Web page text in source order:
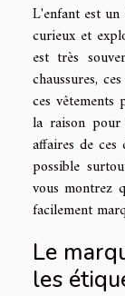
L'enfant est
curieux et
est très
chaussures,
ces
la raison
affaires de
possible
vous montrez
facilement
Le
les